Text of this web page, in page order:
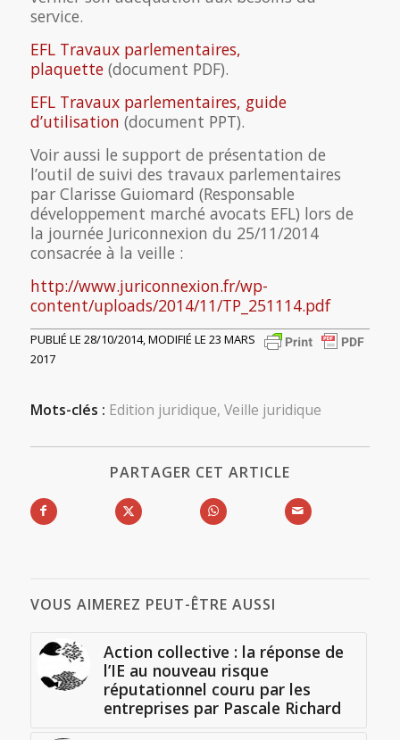
service.
EFL Travaux parlementaires,
plaquette(document PDF).
EFL Travaux parlementaires, guide
d’utilisation (document PPT).
Voir aussi le support de présentation de
l’outil de suivi des travaux parlementaires
par Clarisse Guiomard (Responsable
développement marché avocats EFL) lors de
la journée Juriconnexion du 25/11/2014
consacrée à la veille :
http://www.juriconnexion.fr/wp-
content/uploads/2014/11/TP_251114.pdf
PUBLIÉ LE 28/10/2014, MODIFIÉ LE 23 MARS
2017
Mots-clés : Edition juridique, Veille juridique
PARTAGER CET ARTICLE
VOUS AIMEREZ PEUT-ÊTRE AUSSI
Action collective : la réponse de
l’IE au nouveau risque
réputationnel couru par les
entreprises par Pascale Richard